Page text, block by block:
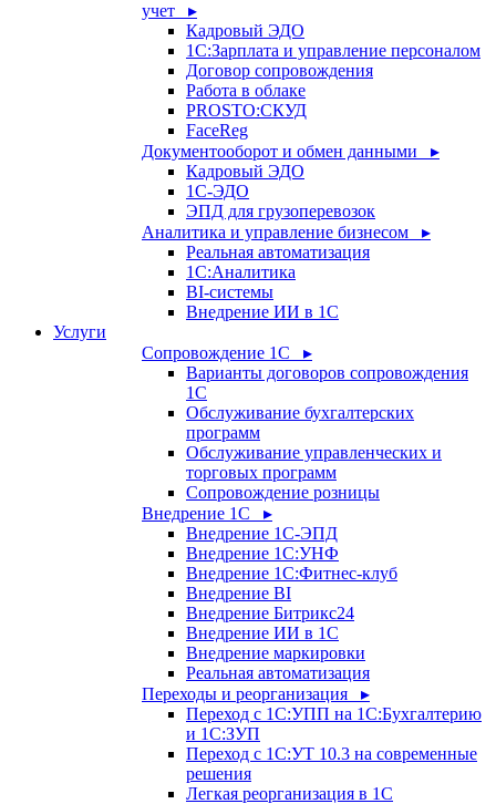
учет ▸
Кадровый ЭДО
1С:Зарплата и управление персоналом
Договор сопровождения
Работа в облаке
PROSTO:СКУД
FaceReg
Документооборот и обмен данными ▸
Кадровый ЭДО
1С-ЭДО
ЭПД для грузоперевозок
Аналитика и управление бизнесом ▸
Реальная автоматизация
1С:Аналитика
BI-системы
Внедрение ИИ в 1С
Услуги
Сопровождение 1С ▸
Варианты договоров сопровождения
1С
Обслуживание бухгалтерских
программ
Обслуживание управленческих и
торговых программ
Сопровождение розницы
Внедрение 1С ▸
Внедрение 1С-ЭПД
Внедрение 1С:УНФ
Внедрение 1С:Фитнес-клуб
Внедрение BI
Внедрение Битрикс24
Внедрение ИИ в 1С
Внедрение маркировки
Реальная автоматизация
Переходы и реорганизация ▸
Переход с 1С:УПП на 1С:Бухгалтерию
и 1С:ЗУП
Переход с 1С:УТ 10.3 на современные
решения
Легкая реорганизация в 1С